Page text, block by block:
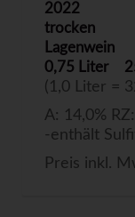
2022
trocken
Lagenwein
0,75 Liter
(1,0 Liter =
A: 14,0%
-enthält
Preis inkl.